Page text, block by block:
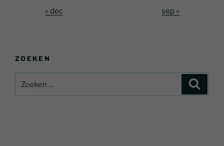
« dec sep »
ZOEKEN
naar: